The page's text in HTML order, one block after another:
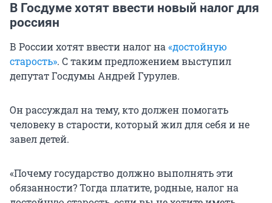
В Госдуме хотят ввести новый налог для
россиян
В России хотят ввести налог на«достойную
старость». С таким предложением выступил
депутат Госдумы Андрей Гурулев.
Он рассуждал на тему, кто должен помогать
человеку в старости, который жил для себя и не
завел детей.
«Почему государство должно выполнять эти
обязанности? Тогда платите, родные, налог на